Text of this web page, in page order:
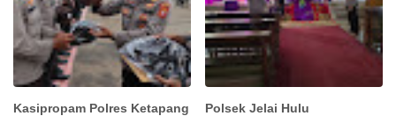
Kasipropam Polres Ketapang
Polsek Jelai Hulu